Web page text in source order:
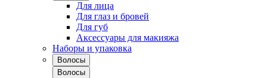
Для лица
Для глаз и бровей
Для губ
Аксессуары для макияжа
Наборы и упаковка
Волосы
Волосы